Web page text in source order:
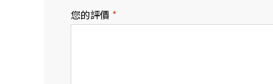
您的評價 *